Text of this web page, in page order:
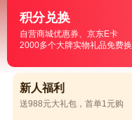
积分兑换
自营商城优惠券、京东E卡
2000多个大牌实物礼品免费换
新人福利
送988元大礼包，首单1元购